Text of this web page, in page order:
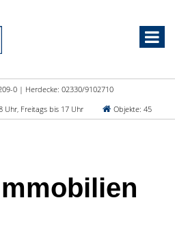
0 | Herdecke: 02330/9102710
Uhr, Freitags bis 17 Uhr
Objekte: 45